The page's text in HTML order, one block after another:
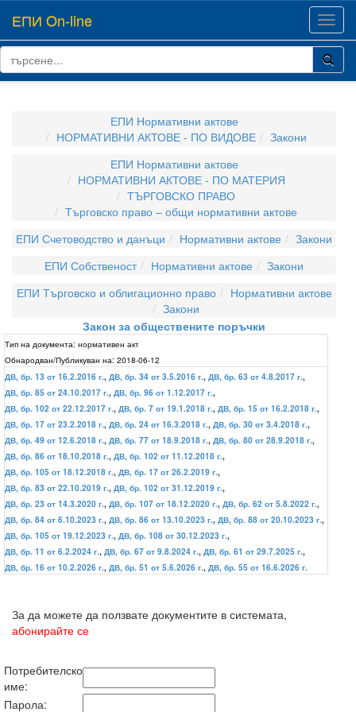
ЕПИ On-line
ЕПИ Нормативни актове
НОРМАТИВНИ АКТОВЕ - ПО ВИДОВЕ
Закони
ЕПИ Нормативни актове
НОРМАТИВНИ АКТОВЕ - ПО МАТЕРИЯ
ТЪРГОВСКО ПРАВО
Търговско право – общи нормативни актове
ЕПИ Счетоводство и данъци
Нормативни актове
Закони
ЕПИ Собственост
Нормативни актове
Закони
ЕПИ Търговско и облигационно право
Нормативни актове
Закони
Закон за обществените поръчки
Тип на документа: нормативен акт
Обнародван/Публикуван на: 2018-06-12
ДВ, бр. 13 от 16.2.2016 г., ДВ, бр. 34 от 3.5.2016 г., ДВ, бр. 63 от 4.8.2017 г.,
ДВ, бр. 85 от 24.10.2017 г., ДВ, бр. 96 от 1.12.2017 г.,
ДВ, бр. 102 от 22.12.2017 г., ДВ, бр. 7 от 19.1.2018 г., ДВ, бр. 15 от 16.2.2018 г.,
ДВ, бр. 17 от 23.2.2018 г., ДВ, бр. 24 от 16.3.2018 г., ДВ, бр. 30 от 3.4.2018 г.,
ДВ, бр. 49 от 12.6.2018 г., ДВ, бр. 77 от 18.9.2018 г., ДВ, бр. 80 от 28.9.2018 г.,
ДВ, бр. 86 от 18.10.2018 г., ДВ, бр. 102 от 11.12.2018 г.,
ДВ, бр. 105 от 18.12.2018 г., ДВ, бр. 17 от 26.2.2019 г.,
ДВ, бр. 83 от 22.10.2019 г., ДВ, бр. 102 от 31.12.2019 г.,
ДВ, бр. 23 от 14.3.2020 г., ДВ, бр. 107 от 18.12.2020 г., ДВ, бр. 62 от 5.8.2022 г.,
ДВ, бр. 84 от 6.10.2023 г., ДВ, бр. 86 от 13.10.2023 г., ДВ, бр. 88 от 20.10.2023 г.,
ДВ, бр. 105 от 19.12.2023 г., ДВ, бр. 108 от 30.12.2023 г.,
ДВ, бр. 11 от 6.2.2024 г., ДВ, бр. 67 от 9.8.2024 г., ДВ, бр. 61 от 29.7.2025 г.,
ДВ, бр. 16 от 10.2.2026 г., ДВ, бр. 51 от 5.6.2026 г., ДВ, бр. 55 от 16.6.2026 г.
За да можете да ползвате документите в системата,
абонирайте се
Потребителско
име:
Парола: